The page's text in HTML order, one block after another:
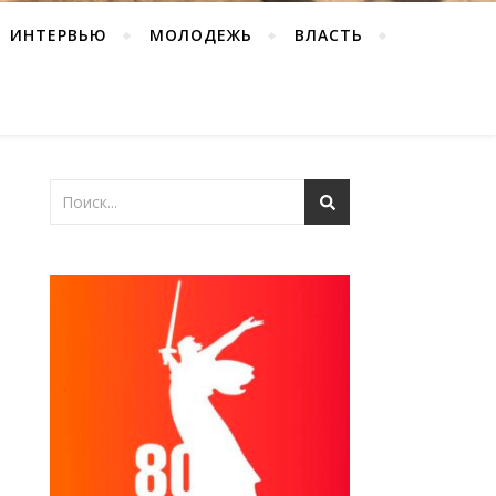
ИНТЕРВЬЮ МОЛОДЕЖЬ ВЛАСТЬ